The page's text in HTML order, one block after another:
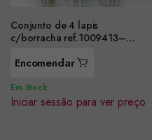
Conjunto de 4 lapis
c/borracha ref.1009413–
Encomendar
Em Stock
Iniciar sessão para ver preço